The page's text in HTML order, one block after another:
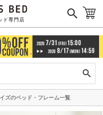
ド専門店
ズのベッド・フレーム一覧